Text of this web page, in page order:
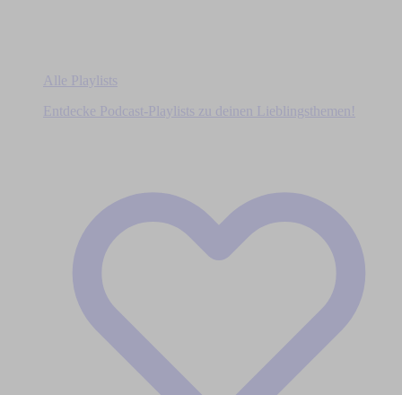
Alle Playlists
Entdecke Podcast-Playlists zu deinen Lieblingsthemen!